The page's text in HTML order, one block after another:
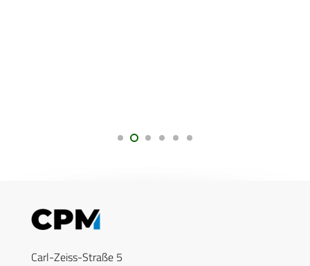
Carl-Zeiss-Straße 5